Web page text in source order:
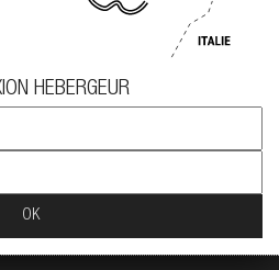
HEBERGEUR